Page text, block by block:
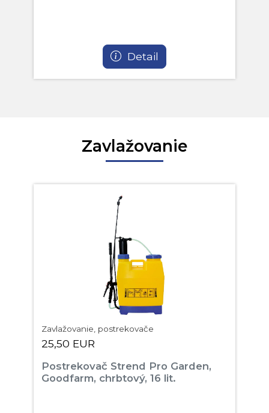
Detail
Zavlažovanie
Zavlažovanie, postrekovače
25,50 EUR
Postrekovač Strend Pro Garden,
Goodfarm, chrbtový, 16 lit.